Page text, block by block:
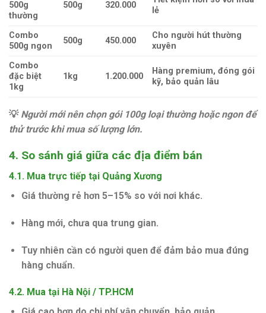
500g
thường
500g 320.000
lẻ
Combo
500g ngon
500g 450.000
Cho người hút thường
xuyên
Combo
đặc biệt
1kg
1kg 1.200.000
Hàng premium, đóng gói
kỹ, bảo quản lâu
💡 Người mới nên chọn gói 100g loại thường hoặc ngon để
thử trước khi mua số lượng lớn.
4. So sánh giá giữa các địa điểm bán
4.1. Mua trực tiếp tại Quảng Xương
Giá thường rẻ hơn 5–15% so với nơi khác.
Hàng mới, chưa qua trung gian.
Tuy nhiên cần có người quen để đảm bảo mua đúng
hàng chuẩn.
4.2. Mua tại Hà Nội / TP.HCM